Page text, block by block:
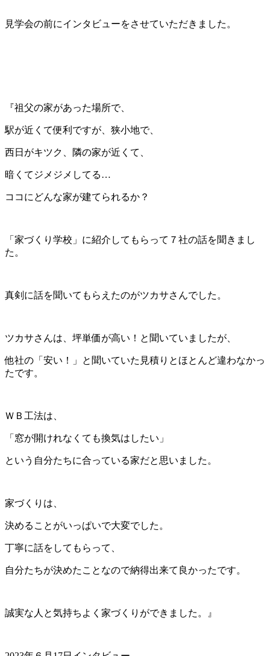
見学会の前にインタビューをさせていただきました。
『祖父の家があった場所で、
駅が近くて便利ですが、狭小地で、
西日がキツク、隣の家が近くて、
暗くてジメジメしてる…
ココにどんな家が建てられるか？
「家づくり学校」に紹介してもらって７社の話を聞きまし
た。
真剣に話を聞いてもらえたのがツカサさんでした。
ツカサさんは、坪単価が高い！と聞いていましたが、
他社の「安い！」と聞いていた見積りとほとんど違わなかっ
たです。
ＷＢ工法は、
「窓が開けれなくても換気はしたい」
という自分たちに合っている家だと思いました。
家づくりは、
決めることがいっぱいで大変でした。
丁寧に話をしてもらって、
自分たちが決めたことなので納得出来て良かったです。
誠実な人と気持ちよく家づくりができました。』